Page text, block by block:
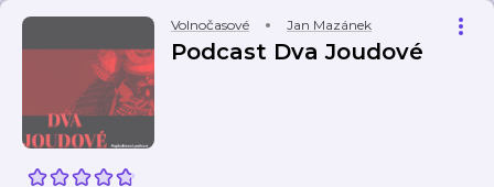
Volnočasové Jan Mazánek
Podcast Dva Joudové